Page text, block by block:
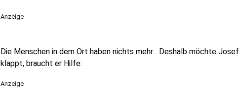
Anzeige
Die Menschen in dem Ort haben nichts mehr... Deshalb möchte
klappt, braucht er Hilfe:
Anzeige